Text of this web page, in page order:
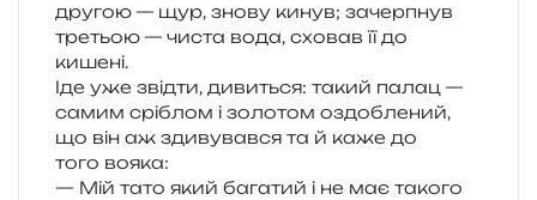
дру­гою — щур, знову кинув; зачер­пнув
тре­тьою — чиста вода, схо­вав її до
кишені.
Іде уже звід­ти, диви­ться: такий палац —
самим срі­блом і золо­том оздо­бле­ний,
що він аж зди­ву­вав­ся та й каже до
того вояка:
— Мій тато який бага­тий і не має тако­го